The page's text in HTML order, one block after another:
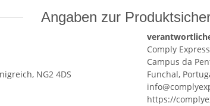
Angaben zur
NG2 4DS
Comply
Campus da
Funchal,
https://